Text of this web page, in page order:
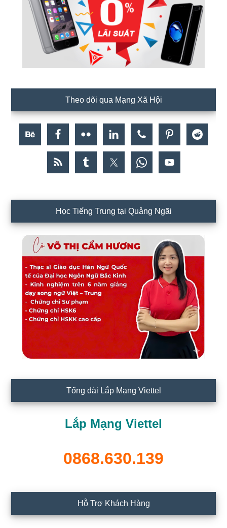
Theo dõi qua Mạng Xã Hội
Học Tiếng Trung tại Quảng Ngãi
Tổng đài Lắp Mạng Viettel
Lắp Mạng Viettel
0868.630.139
Hỗ Trợ Khách Hàng